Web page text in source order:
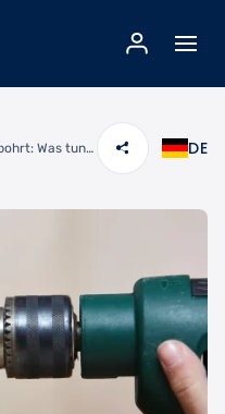
Stromleitung angebohrt: Was tun im Notfall? DE